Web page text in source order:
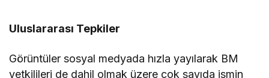
Uluslararası Tepkiler
Görüntüler sosyal medyada hızla yayılarak BM
yetkilileri de dahil olmak üzere çok sayıda ismin